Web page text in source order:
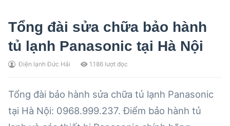
Tổng đài sửa chữa bảo hành
tủ lạnh Panasonic tại Hà Nội
Điện lạnh Đức Hải 1.186 lượt đọc
Tổng đài bảo hành sửa chữa tủ lạnh Panasonic
tại Hà Nội: 0968.999.237. Điểm bảo hành tủ